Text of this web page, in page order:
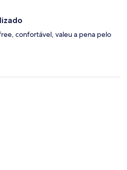
confortável, valeu a pena pelo